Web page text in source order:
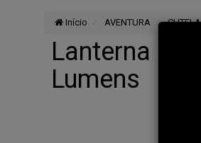
Início AVENTURA
Lanterna
Lumens